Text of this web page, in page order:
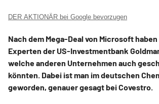
DER AKTIONÄR bei Google bevorzugen
Nach dem Mega-Deal von Microsoft
Experten der US-Investmentbank
welche anderen Unternehmen auch
könnten. Dabei ist man im deutschen
geworden, genauer gesagt bei Covestro.